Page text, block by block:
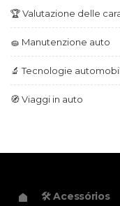
🏆 Valutazione delle
🧽 Manutenzione auto
🔬 Tecnologie
🧭 Viaggi in auto
🛠️ Acessórios